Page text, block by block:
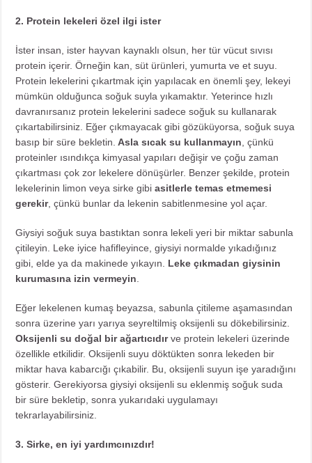
2. Protein lekeleri özel ilgi ister
İster insan, ister hayvan kaynaklı olsun, her tür vücut sıvısı
protein içerir. Örneğin kan, süt ürünleri, yumurta ve et suyu.
Protein lekelerini çıkartmak için yapılacak en önemli şey, lekeyi
mümkün olduğunca soğuk suyla yıkamaktır. Yeterince hızlı
davranırsanız protein lekelerini sadece soğuk su kullanarak
çıkartabilirsiniz. Eğer çıkmayacak gibi gözüküyorsa, soğuk suya
basıp bir süre bekletin. Asla sıcak su kullanmayın , çünkü
proteinler ısındıkça kimyasal yapıları değişir ve çoğu zaman
çıkartması çok zor lekelere dönüşürler. Benzer şekilde, protein
lekelerinin limon veya sirke gibiasitlerle temas etmemesi
gerekir, çünkü bunlar da lekenin sabitlenmesine yol açar.
Giysiyi soğuk suya bastıktan sonra lekeli yeri bir miktar sabunla
çitileyin. Leke iyice hafifleyince, giysiyi normalde yıkadığınız
gibi, elde ya da makinede yıkayın. Leke çıkmadan giysinin
kurumasına izin vermeyin
Eğer lekelenen kumaş beyazsa, sabunla çitileme aşamasından
sonra üzerine yarı yarıya seyreltilmiş oksijenli su dökebilirsiniz.
Oksijenli su doğal bir ağartıcıdırve protein lekeleri üzerinde
özellikle etkilidir. Oksijenli suyu döktükten sonra lekeden bir
miktar hava kabarcığı çıkabilir. Bu, oksijenli suyun işe yaradığını
gösterir. Gerekiyorsa giysiyi oksijenli su eklenmiş soğuk suda
bir süre bekletip, sonra yukarıdaki uygulamayı
tekrarlayabilirsiniz.
3. Sirke, en iyi yardımcınızdır!